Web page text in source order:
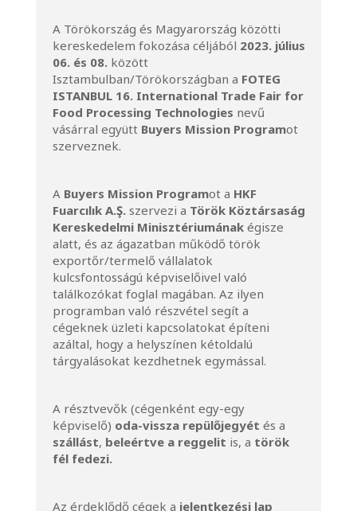
A Törökország és Magyarország közötti
kereskedelem fokozása céljából 2023. július
06. és 08.között
Isztambulban/Törökországban a FOTEG
ISTANBUL16. International Trade Fair for
Food Processing Technologies nevű
vásárral együtt Buyers Mission Programot
szerveznek.
A Buyers Mission Programot a HKF
Fuarcılık A.Ş.szervezi a Török Köztársaság
Kereskedelmi Minisztériumánakégisze
alatt, és az ágazatban működő török
exportőr/termelő vállalatok
kulcsfontosságú képviselőivel való
találkozókat foglal magában. Az ilyen
programban való részvétel segít a
cégeknek üzleti kapcsolatokat építeni
azáltal, hogy a helyszínen kétoldalú
tárgyalásokat kezdhetnek egymással.
A résztvevők (cégenként egy-egy
képviselő) oda-vissza repülőjegyét és a
szállást, beleértve a reggelit is, a török
fél fedezi.
Az érdeklődő cégek a jelentkezési lap